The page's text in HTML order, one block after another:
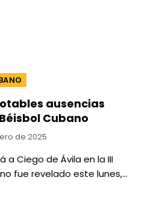
ausencias
Cubano
de 2025
a Ciego de Ávila en la III
fue revelado este lunes,…